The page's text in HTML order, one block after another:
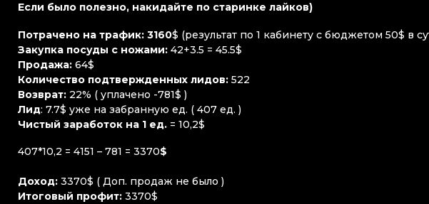
Если было полезно, накидайте по старинке лайков)
Потрачено на трафик: 3160$ (результат по 1 кабинету с бюджетом 50$ в
Закупка посуды с ножами: 42+3.5 = 45.5$
Продажа: 64$
Количество подтвержденных лидов: 522
Возврат: 22% ( уплачено -781$ )
Лид: 7.7$ уже на забранную ед. ( 407 ед. )
Чистый заработок на 1 ед. = 10,2$
407*10,2 = 4151 – 781 = 3370$
Доход: 3370$ ( Доп. продаж не было )
Итоговый профит: 3370$